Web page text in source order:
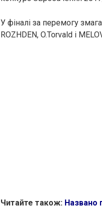
У фіналі за перемогу
ROZHDEN, O.Torvald і
Читайте також: Названо